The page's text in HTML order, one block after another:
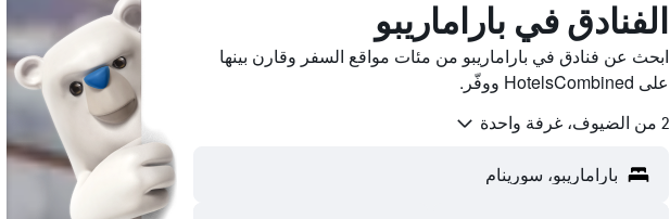
الفنادق في باراماريبو
ابحث عن فنادق في باراماريبو من مئات مواقع السفر وقارن بينها
على HotelsCombined ووفّر.
2 من الضيوف، غرفة واحدة